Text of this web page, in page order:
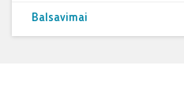
Balsavimai